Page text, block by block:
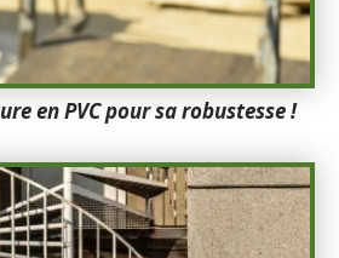
en PVC pour sa robustesse !